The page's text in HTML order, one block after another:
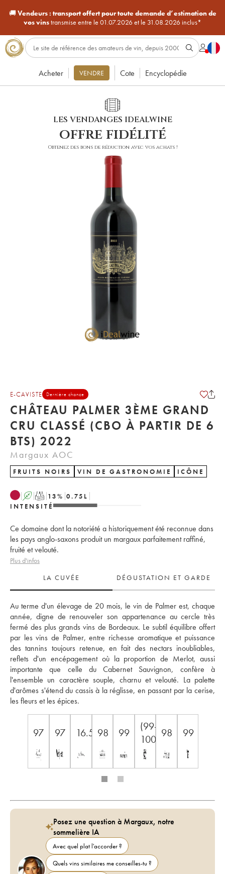
🚚Vendeurs : transport offert pour toute demande d’estimation de
vos vinstransmise entre le 01.07.2026 et le 31.08.2026 inclus*
Acheter VENDRE Cote Encyclopédie
LES VENDANGES IDEALWINE
offre fidélité
Obtenez des bons de réduction avec vos achats !
E-CAVISTE Dernière chance
CHÂTEAU PALMER 3ÈME GRAND
CRU CLASSÉ (CBO À PARTIR DE 6
BTS) 2022
Margaux AOC
FRUITS NOIRS VIN DE GASTRONOMIE ICÔNE
A T 13% 0.75 L
INTENSITÉ
Ce domaine dont la notoriété a historiquement été reconnue dans
les pays anglo-saxons produit un margaux parfaitement raffiné,
fruité et velouté.
Plus d'infos
LA CUVÉE
DÉGUSTATION ET GARDE
Au terme d'un élevage de 20 mois, le vin de Palmer est, chaque
année, digne de renouveler son appartenance au cercle très
fermé des plus grands vins de Bordeaux. Le subtil équilibre offert
par les vins de Palmer, entre richesse aromatique et puissance
des tannins toujours retenue, en fait des nectars inoubliables,
reflets d'un encépagement où la proportion de Merlot, aussi
importante que celle du Cabernet Sauvignon, confère à
l'ensemble un caractère souple, charnu et velouté. La palette
d'arômes s'étend du cassis à la réglisse, en passant par la cerise,
les fleurs et les épices.
97 97 16.5+98 99
(99-
100) 98 99
Posez une question à Margaux, notre
sommelière IA
Avec quel plat l'accorder ?
Quels vins similaires me conseilles-tu ?